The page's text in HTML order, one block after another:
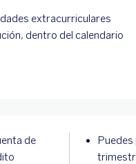
extracurriculares
dentro del calendario
de
Puedes